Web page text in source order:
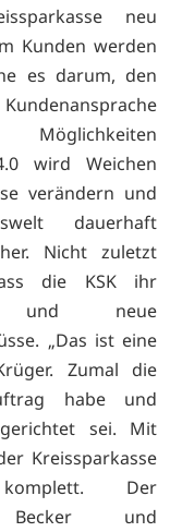
neu
Kunden werden
es darum, den
wird Weichen
verändern und
dauerhaft
Nicht zuletzt
die KSK ihr
und neue
„Das ist eine
Zumal die
habe und
sei. Mit
Kreissparkasse
Der
Becker und